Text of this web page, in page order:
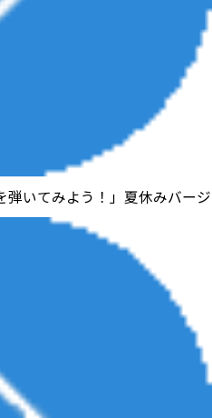
弾いてみよう！」夏休みバージ